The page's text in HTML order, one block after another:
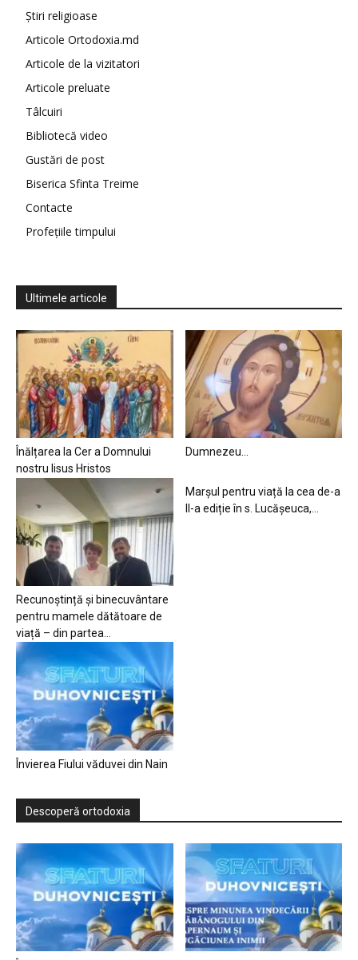
Știri religioase
Articole Ortodoxia.md
Articole de la vizitatori
Articole preluate
Tâlcuiri
Bibliotecă video
Gustări de post
Biserica Sfinta Treime
Contacte
Profețiile timpului
Ultimele articole
Înălțarea la Cer a Domnului
nostru Iisus Hristos
Dumnezeu…
Recunoștință și binecuvântare
pentru mamele dătătoare de
viață – din partea...
Marșul pentru viață la cea de-a
II-a ediție în s. Lucășeuca,...
Învierea Fiului văduvei din Nain
Descoperă ortodoxia